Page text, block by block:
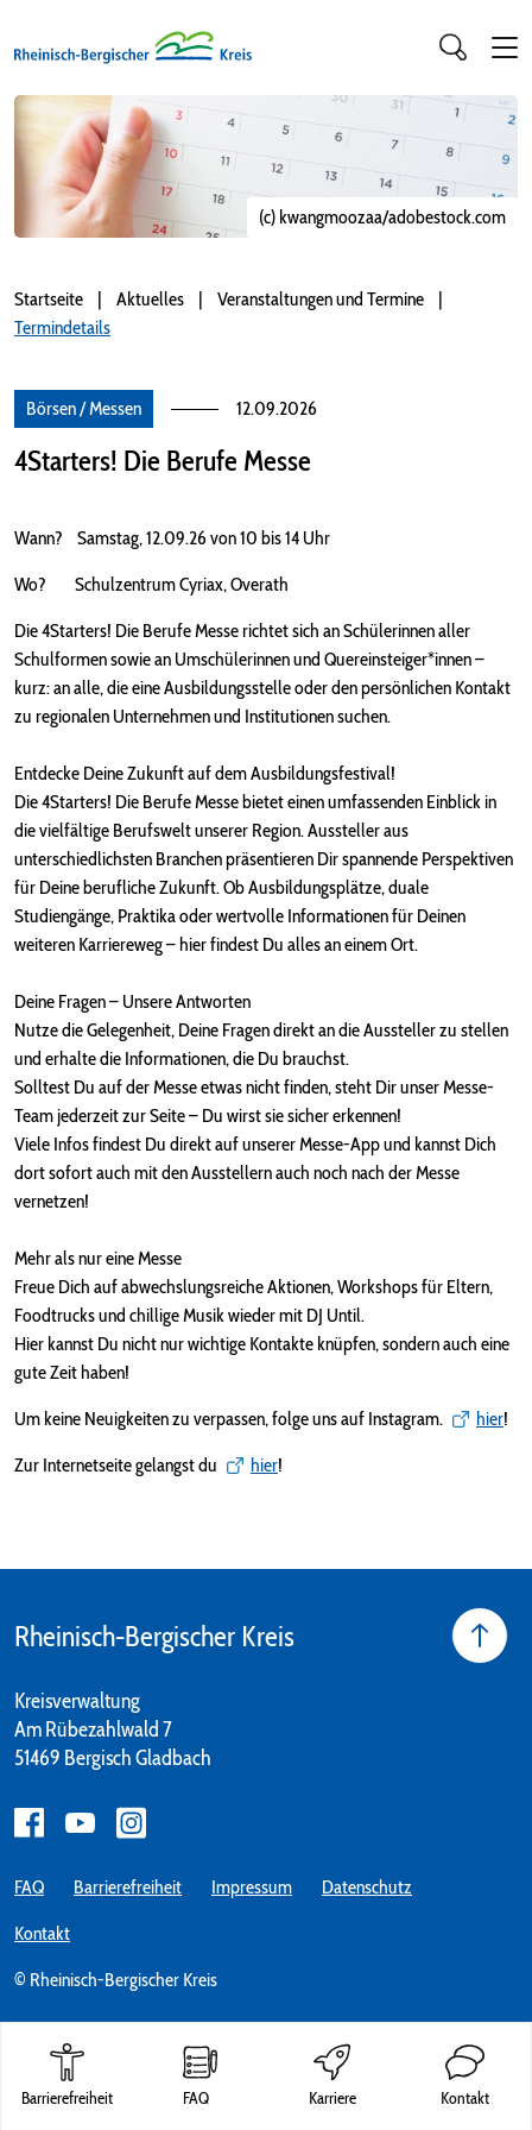
Barrierefreiheit FAQ Karriere Kontakt
(c) kwangmoozaa/adobestock.com
Startseite Aktuelles
Veranstaltungen und Termine
Termindetails
Börsen / Messen 12.09.2026
4Starters! Die Berufe Messe
Wann? Samstag, 12.09.26 von 10 bis 14 Uhr
Wo? Schulzentrum Cyriax, Overath
Die 4Starters! Die Berufe Messe richtet sich an Schülerinnen aller
Schulformen sowie an Umschülerinnen und Quereinsteiger*innen –
kurz: an alle, die eine Ausbildungsstelle oder den persönlichen Kontakt
zu regionalen Unternehmen und Institutionen suchen.
Entdecke Deine Zukunft auf dem Ausbildungsfestival!
Die 4Starters! Die Berufe Messe bietet einen umfassenden Einblick in
die vielfältige Berufswelt unserer Region. Aussteller aus
unterschiedlichsten Branchen präsentieren Dir spannende Perspektiven
für Deine berufliche Zukunft. Ob Ausbildungsplätze, duale
Studiengänge, Praktika oder wertvolle Informationen für Deinen
weiteren Karriereweg – hier findest Du alles an einem Ort.
Deine Fragen – Unsere Antworten
Nutze die Gelegenheit, Deine Fragen direkt an die Aussteller zu stellen
und erhalte die Informationen, die Du brauchst.
Solltest Du auf der Messe etwas nicht finden, steht Dir unser Messe-
Team jederzeit zur Seite – Du wirst sie sicher erkennen!
Viele Infos findest Du direkt auf unserer Messe-App und kannst Dich
dort sofort auch mit den Ausstellern auch noch nach der Messe
vernetzen!
Mehr als nur eine Messe
Freue Dich auf abwechslungsreiche Aktionen, Workshops für Eltern,
Foodtrucks und chillige Musik wieder mit DJ Until.
Hier kannst Du nicht nur wichtige Kontakte knüpfen, sondern auch eine
gute Zeit haben!
Um keine Neuigkeiten zu verpassen, folge uns auf Instagram. hier!
Zur Internetseite gelangst du hier!
Rheinisch-Bergischer Kreis
Kreisverwaltung
Am Rübezahlwald 7
51469 Bergisch Gladbach
© Rheinisch-Bergischer Kreis
FAQ Barrierefreiheit Impressum Datenschutz
Kontakt